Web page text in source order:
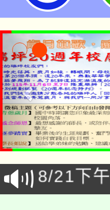
「本色
場熱烈
8/21下
徵才活
YOUNG